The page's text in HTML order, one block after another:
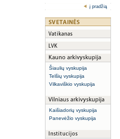
į pradžią
Šiaulių vyskupija
Telšių vyskupija
Vilkaviškio vyskupija
Kaišiadorių vyskupija
Panevėžio vyskupija